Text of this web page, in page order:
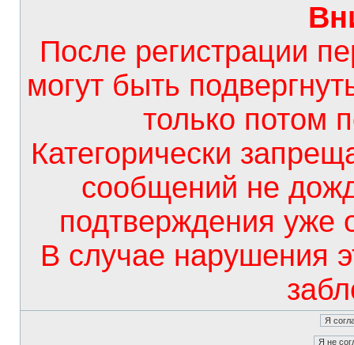
После регистрации
могут быть
только потом
Категорически
сообщений не
подтверждения уже
В случае нарушения